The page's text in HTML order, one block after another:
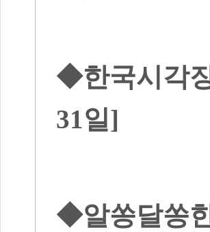
◆한국시각
31일]
◆알쏭달쏭